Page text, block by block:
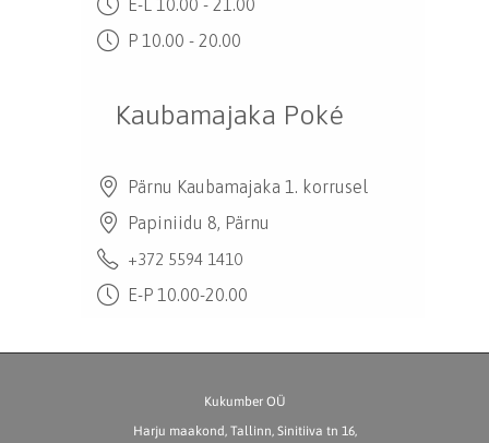
E-L 10.00 - 21.00
P 10.00 - 20.00
Kaubamajaka Poké
Pärnu Kaubamajaka 1. korrusel
Papiniidu 8, Pärnu
+372 5594 1410
E-P 10.00-20.00
Kukumber OÜ
Harju maakond, Tallinn, Sinitiiva tn 16,